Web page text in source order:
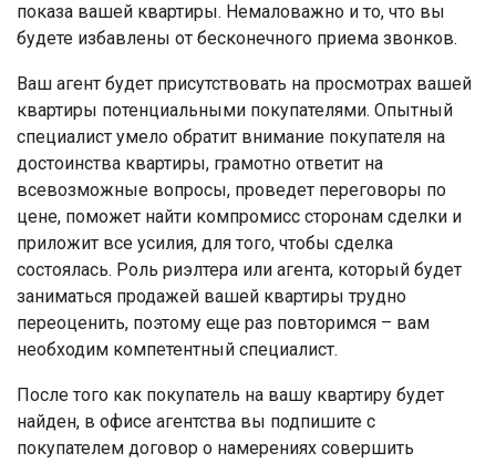
показа вашей квартиры. Немаловажно и то, что вы
будете избавлены от бесконечного приема звонков.
Ваш агент будет присутствовать на просмотрах вашей
квартиры потенциальными покупателями. Опытный
специалист умело обратит внимание покупателя на
достоинства квартиры, грамотно ответит на
всевозможные вопросы, проведет переговоры по
цене, поможет найти компромисс сторонам сделки и
приложит все усилия, для того, чтобы сделка
состоялась. Роль риэлтера или агента, который будет
заниматься продажей вашей квартиры трудно
переоценить, поэтому еще раз повторимся – вам
необходим компетентный специалист.
После того как покупатель на вашу квартиру будет
найден, в офисе агентства вы подпишите с
покупателем договор о намерениях совершить